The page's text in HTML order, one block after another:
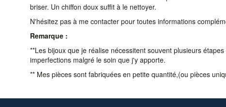
briser. Un chiffon doux suffit à le nettoyer.
N'hésitez pas à me contacter pour toutes informations
Remarque :
**Les bijoux que je réalise nécessitent souvent plusieurs
imperfections malgré le soin que j'y apporte.
** Mes pièces sont fabriquées en petite quantité,(ou pièces